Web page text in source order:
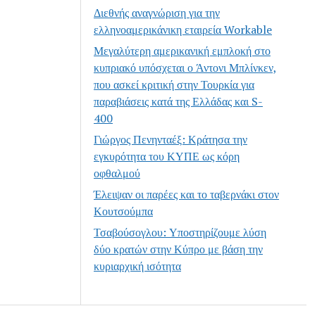
Διεθνής αναγνώριση για την
ελληνοαμερικάνικη εταιρεία Workable
Μεγαλύτερη αμερικανική εμπλοκή στο
κυπριακό υπόσχεται ο Άντονι Μπλίνκεν,
που ασκεί κριτική στην Τουρκία για
παραβιάσεις κατά της Ελλάδας και S-
400
Γιώργος Πενηνταέξ: Κράτησα την
εγκυρότητα του ΚΥΠΕ ως κόρη
οφθαλμού
Έλειψαν οι παρέες και το ταβερνάκι στον
Κουτσούμπα
Τσαβούσογλου: Υποστηρίζουμε λύση
δύο κρατών στην Κύπρο με βάση την
κυριαρχική ισότητα